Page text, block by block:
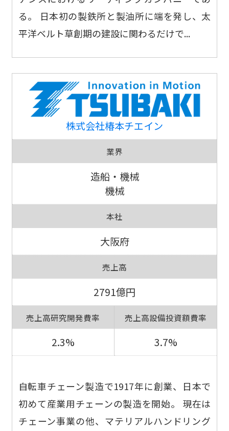
る。 日本初の製鉄所と製油所に端を発し、太
平洋ベルト草創期の建設に関わるだけで...
株式会社椿本チエイン
業界
造船・機械
機械
本社
大阪府
売上高
2791億円
売上高研究開発費率
2.3%
売上高設備投資額費率
3.7%
自転車チェーン製造で1917年に創業、日本で
初めて産業用チェーンの製造を開始。 現在は
チェーン事業の他、マテリアルハンドリング